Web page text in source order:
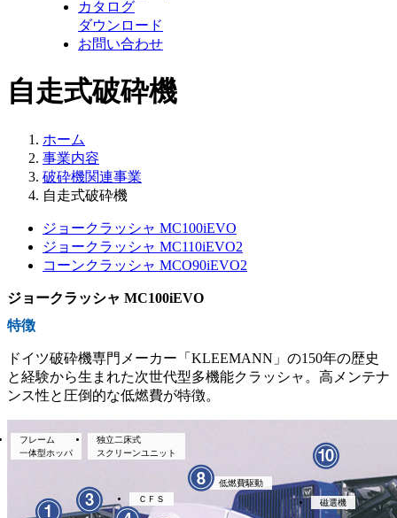
カタログ
ダウンロード
お問い合わせ
自走式破砕機
ホーム
事業内容
破砕機関連事業
自走式破砕機
ジョークラッシャ MC100iEVO
ジョークラッシャ MC110iEVO2
コーンクラッシャ MCO90iEVO2
ジョークラッシャ MC100iEVO
特徴
ドイツ破砕機専門メーカー「KLEEMANN」の150年の歴史
と経験から生まれた次世代型多機能クラッシャ。高メンテナ
ンス性と圧倒的な低燃費が特徴。
フレーム
一体型ホッパ
独立二床式
スクリーンユニット
ＣＦＳ
低燃費駆動
磁選機